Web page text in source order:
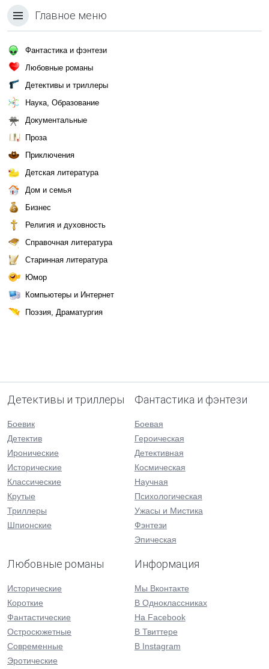
Главное меню
Фантастика и фэнтези
Любовные романы
Детективы и триллеры
Наука, Образование
Документальные
Проза
Приключения
Детская литература
Дом и семья
Бизнес
Религия и духовность
Справочная литература
Старинная литература
Юмор
Компьютеры и Интернет
Поэзия, Драматургия
Детективы и триллеры
Боевик
Детектив
Иронические
Исторические
Классические
Крутые
Триллеры
Шпионские
Фантастика и фэнтези
Боевая
Героическая
Детективная
Космическая
Научная
Психологическая
Ужасы и Мистика
Фэнтези
Эпическая
Любовные романы
Исторические
Короткие
Фантастические
Остросюжетные
Современные
Эротические
Информация
Мы Вконтакте
В Одноклассниках
На Facebook
В Твиттере
В Instagram